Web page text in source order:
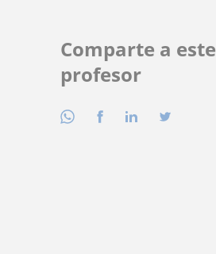
Comparte a este
profesor